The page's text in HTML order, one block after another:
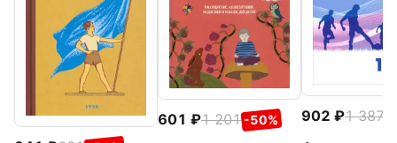
601 1 201 -50% 902 1 387